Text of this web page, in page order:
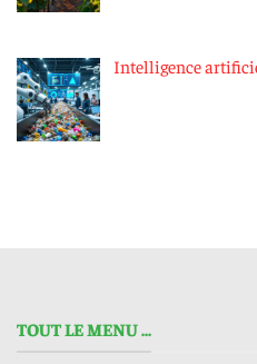
Intelligence
TOUT LE MENU ...